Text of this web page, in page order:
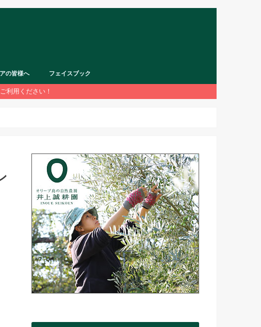
の皆様へ フェイスブック
利用ください！